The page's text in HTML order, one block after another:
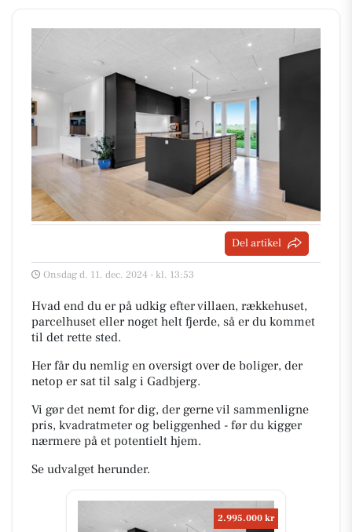
Del artikel
Onsdag d. 11. dec. 2024 - kl. 13:53
Hvad end du er på udkig efter villaen, rækkehuset,
parcelhuset eller noget helt fjerde, så er du kommet
til det rette sted.
Her får du nemlig en oversigt over de boliger, der
netop er sat til salg i Gadbjerg.
Vi gør det nemt for dig, der gerne vil sammenligne
pris, kvadratmeter og beliggenhed - før du kigger
nærmere på et potentielt hjem.
Se udvalget herunder.
2.995.000 kr